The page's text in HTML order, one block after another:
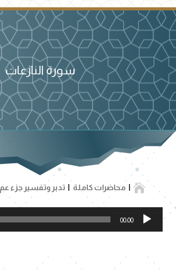
سورة النازعات
 محاضرات كاملة تدبر وتفسير جزء عم
مشغل
الصوت
00:00